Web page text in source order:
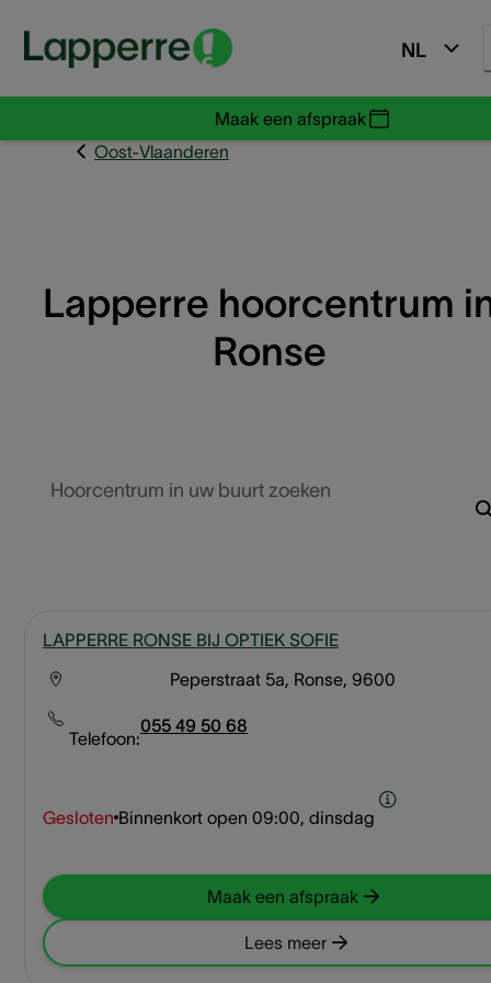
NL
Maak een afspraak
Oost-Vlaanderen
Lapperre hoorcentrum
Ronse
Hoorcentrum in uw buurt zoeken
LAPPERRE RONSE BIJ OPTIEK SOFIE
Peperstraat 5a, Ronse, 9600
Telefoon:
055 49 50 68
Gesloten Binnenkort open 09:00, dinsdag
Maak een afspraak
Lees meer